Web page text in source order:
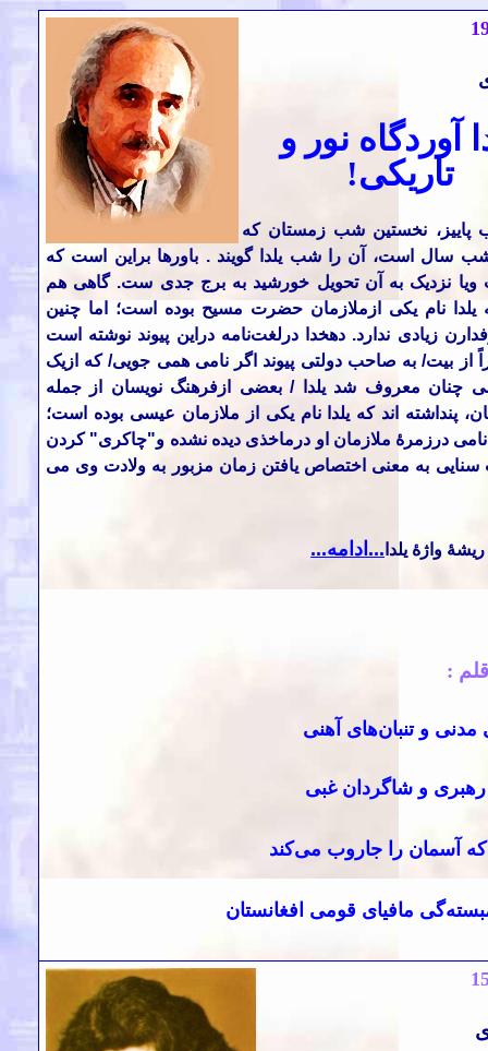
آوردگاه نور و
تاریکی!
پاییز، نخستین شب زمستان که
شب سال است، آن را شب یلدا گویند . باورها براین است که
ویا نزدیک به آن تحویل خورشید به برج جدی ست. گاهی هم
یلدا نام یکی ازملازمان حضرت مسیح بوده است؛ اما چنین
زیادی ندارد. دهخدا درلغت‌نامه دراین پیوند نوشته است
از بیت/ به صاحب دولتی پیوند اگر نامی همی جویی/ که ازیک
چنان معروف شد یلدا / بعضی ازفرهنگ نویسان از جمله
پنداشته اند که یلدا نام یکی از ملازمان عیسی بوده است؛
درزمرۀ ملازمان او درماخذی دیده نشده و"چاکری" کردن
سنایی به معنی اختصاص یافتن زمان مزبور به ولادت وی می
واژۀ یلدا ...ادامه...
:
مدنی و تنبان‌های آهنی
رهبری و شاگردان غبی
آسمان را جاروب می‌کند
مافیای قومی افغانستان